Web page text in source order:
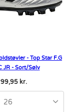
- Top Star F.G
JR - Sort/Sølv
kr.
26